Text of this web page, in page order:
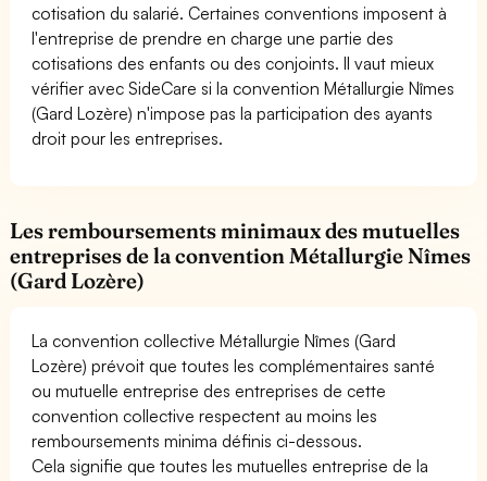
cotisation du salarié. Certaines conventions imposent à
l'entreprise de prendre en charge une partie des
cotisations des enfants ou des conjoints. Il vaut mieux
vérifier avec SideCare si la convention Métallurgie Nîmes
(Gard Lozère) n'impose pas la participation des ayants
droit pour les entreprises.
Les remboursements minimaux des mutuelles
entreprises de la convention Métallurgie Nîmes
(Gard Lozère)
La convention collective Métallurgie Nîmes (Gard
Lozère) prévoit que toutes les complémentaires santé
ou mutuelle entreprise des entreprises de cette
convention collective respectent au moins les
remboursements minima définis ci-dessous.
Cela signifie que toutes les mutuelles entreprise de la